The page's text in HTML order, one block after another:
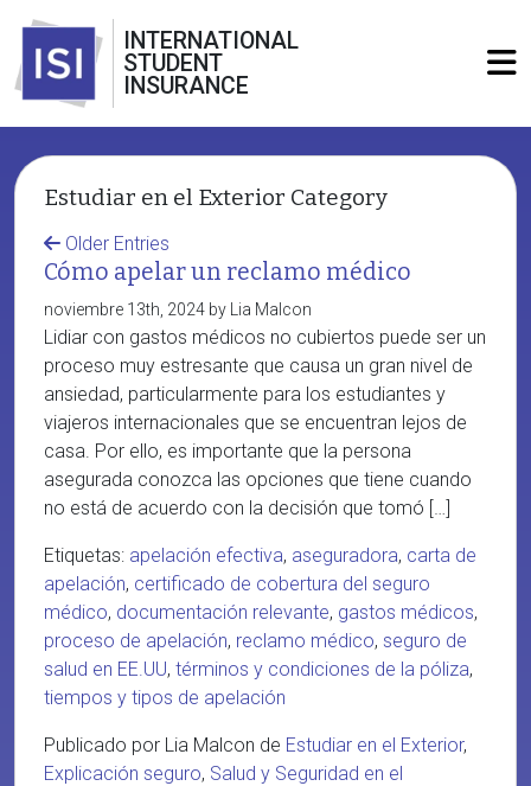
INTERNATIONAL
STUDENT
INSURANCE
Estudiar en el Exterior Category
Older Entries
Cómo apelar un reclamo médico
noviembre 13th, 2024 by Lia Malcon
Lidiar con gastos médicos no cubiertos puede ser un
proceso muy estresante que causa un gran nivel de
ansiedad, particularmente para los estudiantes y
viajeros internacionales que se encuentran lejos de
casa. Por ello, es importante que la persona
asegurada conozca las opciones que tiene cuando
no está de acuerdo con la decisión que tomó […]
Etiquetas: apelación efectiva, aseguradora, carta de
apelación, certificado de cobertura del seguro
médico, documentación relevante, gastos médicos,
proceso de apelación, reclamo médico, seguro de
salud en EE.UU, términos y condiciones de la póliza,
tiempos y tipos de apelación
Publicado por Lia Malcon de Estudiar en el Exterior,
Explicación seguro, Salud y Seguridad en el